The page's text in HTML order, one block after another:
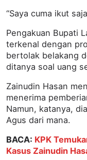
“Saya cuma ikut
Pengakuan Bupati
terkenal dengan
bertolak belakang
ditanya soal uang
Zainudin Hasan
menerima
Namun, katanya,
Agus dari mana.
BACA: KPK
Kasus Zainudin